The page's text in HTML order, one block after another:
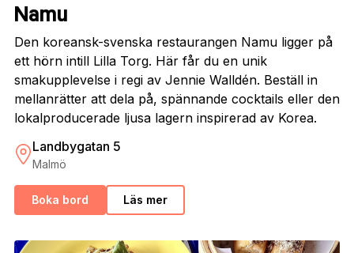
Namu
Den koreansk-svenska restaurangen Namu ligger på
ett hörn intill Lilla Torg. Här får du en unik
smakupplevelse i regi av Jennie Walldén. Beställ in
mellanrätter att dela på, spännande cocktails eller den
lokalproducerade ljusa lagern inspirerad av Korea.
Landbygatan 5
Malmö
Boka bord Läs mer